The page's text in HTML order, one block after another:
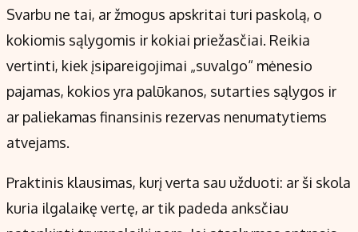
Svarbu ne tai, ar žmogus apskritai turi paskolą, o
kokiomis sąlygomis ir kokiai priežasčiai. Reikia
vertinti, kiek įsipareigojimai „suvalgo“ mėnesio
pajamas, kokios yra palūkanos, sutarties sąlygos ir
ar paliekamas finansinis rezervas nenumatytiems
atvejams.
Praktinis klausimas, kurį verta sau užduoti: ar ši skola
kuria ilgalaikę vertę, ar tik padeda anksčiau